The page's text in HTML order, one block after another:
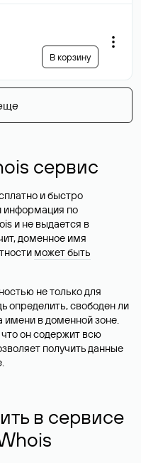
В корзину
сервис
и быстро
информация по
и не выдается в
доменное имя
может быть
не только для
определить, свободен ли
в доменной зоне.
он содержит всю
получить данные
в сервисе